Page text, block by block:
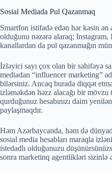
Sosial Mediada Pul Qazanmaq
Smartfon istifadə edən hər kəsin ən
olduğunu nəzərə alaraq;
kanallardan da pul qazanmağın
İzləyici sayı çox olan bir səhifəyə
mediadan “influencer marketing”
bilərsiniz. Ancaq burada diqqət
izləməkdən həzz alacağı bir
qurduğunuz hesabınızı daim
paylaşmaqdır.
Həm Azərbaycanda, həm də
sosial media hesabları maraqla
istedadlı olduğunuzu
sonra marketinq agentlikləri sizinlə